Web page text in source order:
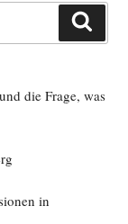
die Frage, was
in